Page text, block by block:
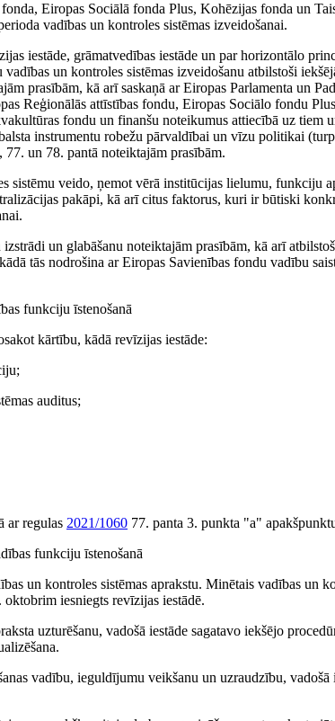
Eiropas Sociālā fonda Plus, Kohēzijas fonda un
vadības un kontroles sistēmas izveidošanai.
iestāde, grāmatvedības iestāde un par horizontālo
un kontroles sistēmas izveidošanu atbilstoši
prasībām, kā arī saskaņā ar Eiropas Parlamenta un
Reģionālās attīstības fondu, Eiropas Sociālo fondu
fondu un finanšu noteikumus attiecībā uz tiem
instrumentu robežu pārvaldībai un vīzu politikai
un 78. pantā noteiktajām prasībām.
sistēmu veido, ņemot vērā institūcijas lielumu, funkciju
pakāpi, kā arī citus faktorus, kuri ir būtiski
un glabāšanu noteiktajām prasībām, kā arī
tās nodrošina ar Eiropas Savienības fondu vadību
funkciju īstenošanā
kārtību, kādā revīzijas iestāde:
auditus;
ar regulas 2021/1060 77. panta 3. punkta "a"
funkciju īstenošanā
un kontroles sistēmas aprakstu. Minētais vadības un
iesniegts revīzijas iestādē.
uzturēšanu, vadošā iestāde sagatavo iekšējo
vadību, ieguldījumu veikšanu un uzraudzību, vadošā